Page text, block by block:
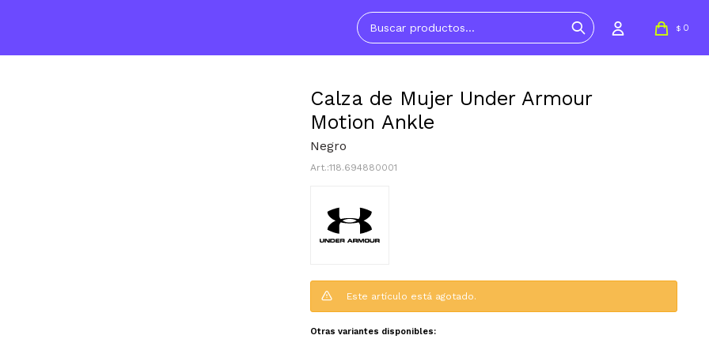
$ 0
Calza de Mujer Under Armour
Motion Ankle
Negro
118.694880001
Este artículo está agotado.
Otras variantes disponibles: